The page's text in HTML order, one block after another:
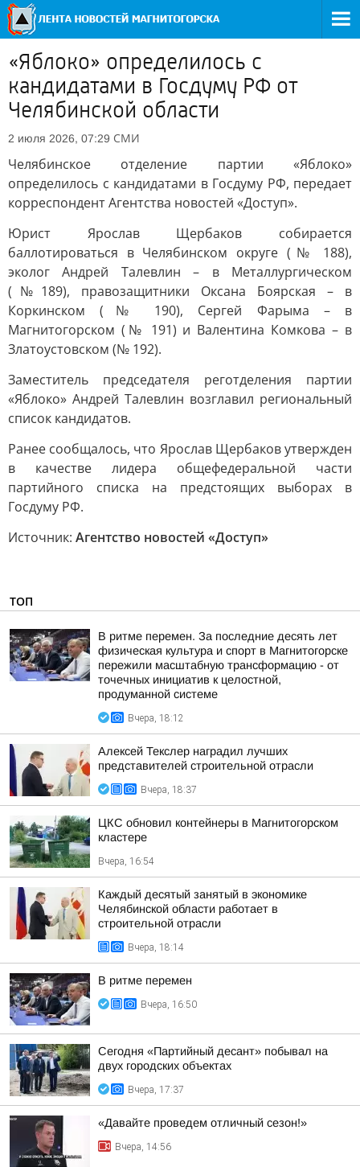
«Яблоко» определилось с
кандидатами в Госдуму РФ от
Челябинской области
2 июля 2026, 07:29 СМИ
Челябинское отделение партии «Яблоко»
определилось с кандидатами в Госдуму РФ, передает
корреспондент Агентства новостей «Доступ».
Юрист Ярослав Щербаков собирается
баллотироваться в Челябинском округе (№ 188),
эколог Андрей Талевлин – в Металлургическом
(№189), правозащитники Оксана Боярская – в
Коркинском (№ 190), Сергей Фарыма – в
Магнитогорском (№ 191) и Валентина Комкова – в
Златоустовском (№ 192).
Заместитель председателя реготделения партии
«Яблоко» Андрей Талевлин возглавил региональный
список кандидатов.
Ранее сообщалось, что Ярослав Щербаков утвержден
в качестве лидера общефедеральной части
партийного списка на предстоящих выборах в
Госдуму РФ.
Источник: Агентство новостей «Доступ»
ТОП
В ритме перемен. За последние десять лет
физическая культура и спорт в Магнитогорске
пережили масштабную трансформацию - от
точечных инициатив к целостной,
продуманной системе
Вчера, 18:12
Алексей Текслер наградил лучших
представителей строительной отрасли
Вчера, 18:37
ЦКС обновил контейнеры в Магнитогорском
кластере
Вчера, 16:54
Каждый десятый занятый в экономике
Челябинской области работает в
строительной отрасли
Вчера, 18:14
В ритме перемен
Вчера, 16:50
Сегодня «Партийный десант» побывал на
двух городских объектах
Вчера, 17:37
«Давайте проведем отличный сезон!»
Вчера, 14:56